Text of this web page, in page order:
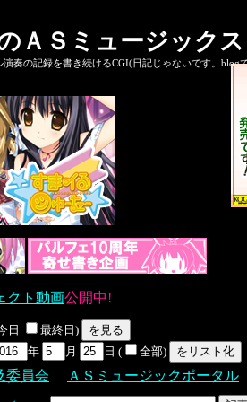
ＡＳミュージック
奏の記録を書き続けるCGI(日記じゃないです。blog
クト動画公開中!
日
最終日)
年 月 日 ( 全部)
委員会 ＡＳミュージックポータル